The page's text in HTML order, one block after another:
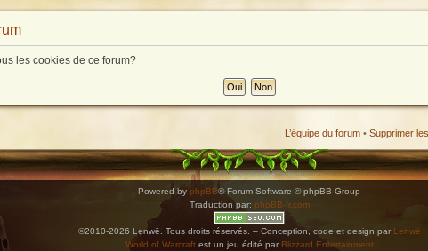
les cookies de ce forum?
L’équipe du forum • Supprimer
Powered by phpBB® Forum Software © phpBB Group
Traduction par: phpBB-fr.com
©2010-2026 Lenwë. Tous droits réservés. – Conception, code et design par Lenwë
World of Warcraftest un jeu édité par Blizzard Entertainment